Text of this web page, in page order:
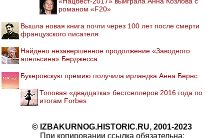
романом «F20»
Вышла новая книга почти через 100 лет после смерти
французского писателя
Найдено незавершенное продолжение «Заводного
апельсина» Берджесса
Букеровскую премию получила ирландка Анна Бернс
Топовая «двадцатка» бестселлеров 2016 года по
итогам Forbes
© IZBAKURNOG.HISTORIC.RU, 2001-2023
При копировании ссылка обязательна: